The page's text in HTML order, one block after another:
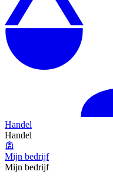
Handel
Handel
Mijn bedrijf
Mijn bedrijf